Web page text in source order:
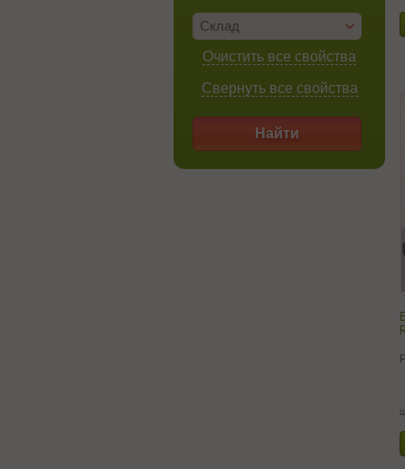
Склад
Очистить все свойства
Свернуть все свойства
Найти